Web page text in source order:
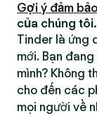
Gợi ý đảm
của chúng tôi.
Tinder là ứng
mới. Bạn
mình? Không
cho đến các
mọi người về